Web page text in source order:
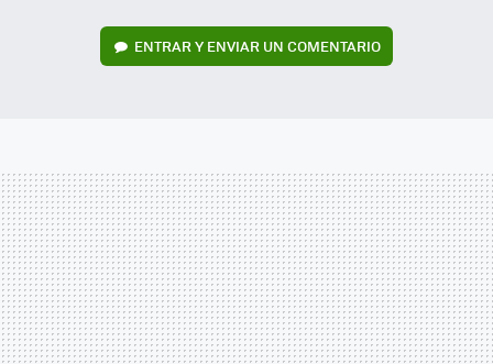
ENTRAR Y ENVIAR UN COMENTARIO